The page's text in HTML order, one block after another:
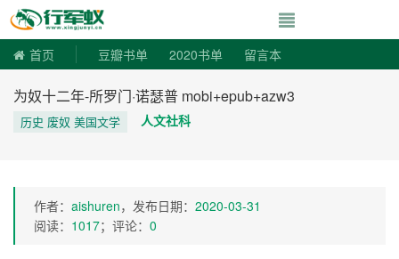
寻书令|走向自
首页 豆瓣书单 2020书单 留言本
为奴十二年-所罗门·诺瑟普 mobi+epub+azw3
历史 废奴 美国文学 人文社科
作者： aishuren，发布日期： 2020-03-31
阅读： 1017；评论： 0